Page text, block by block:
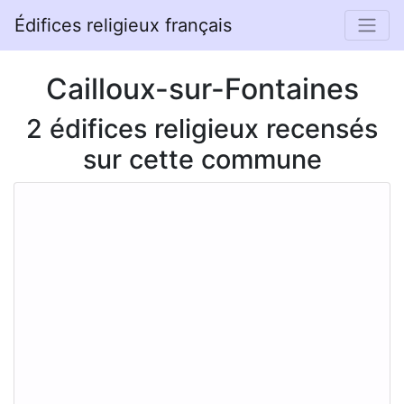
Édifices religieux français
Cailloux-sur-Fontaines
2 édifices religieux recensés
sur cette commune